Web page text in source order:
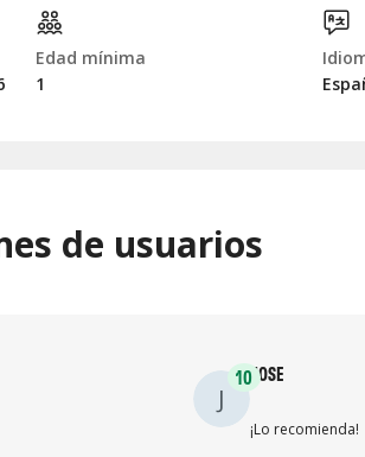
Edad mínima
1
de usuarios
J
10JOSE
¡Lo recomienda!